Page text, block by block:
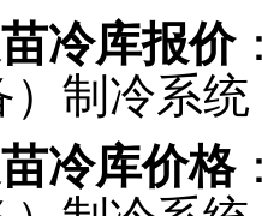
冷库报价
）制冷系
冷库价格